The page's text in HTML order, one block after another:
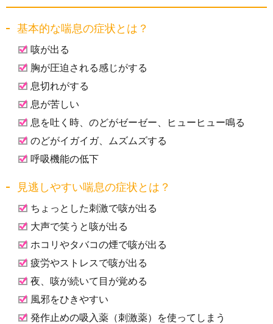
基本的な喘息の症状とは？
咳が出る
胸が圧迫される感じがする
息切れがする
息が苦しい
息を吐く時、のどがゼーゼー、ヒューヒュー鳴る
のどがイガイガ、ムズムズする
呼吸機能の低下
見逃しやすい喘息の症状とは？
ちょっとした刺激で咳が出る
大声で笑うと咳が出る
ホコリやタバコの煙で咳が出る
疲労やストレスで咳が出る
夜、咳が続いて目が覚める
風邪をひきやすい
発作止めの吸入薬（刺激薬）を使ってしまう